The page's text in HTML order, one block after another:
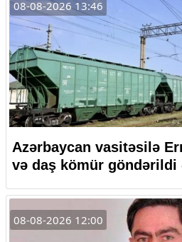
08-08-2026 13:46
Azərbaycan vasitəsilə
və daş kömür göndərildi
08-08-2026 12:00